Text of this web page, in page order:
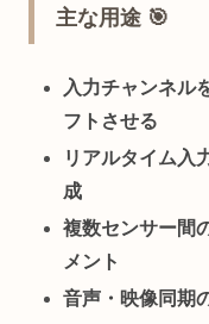
主な用途 🎯
入力チャンネル
フトさせる
リアルタイム入
成
複数センサー間
メント
音声・映像同期